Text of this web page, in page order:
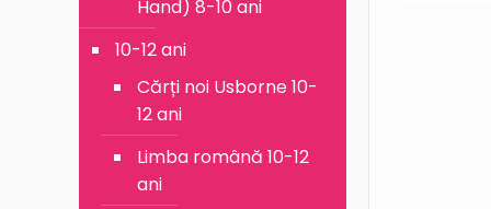
Hand) 8-10 ani
10-12 ani
Cărți noi Usborne 10-
12 ani
Limba română 10-12
ani